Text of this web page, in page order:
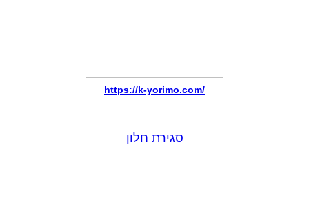
https://k-yorimo.com/
סגירת חלון